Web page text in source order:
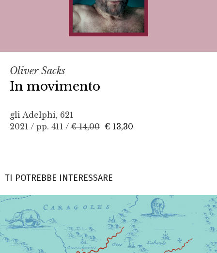
Oliver Sacks
In movimento
gli Adelphi, 621
2021 / pp. 411 / € 14,00 € 13,30
TI POTREBBE INTERESSARE